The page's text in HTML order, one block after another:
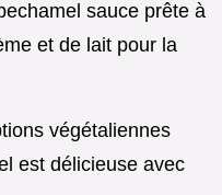
sauce prête à
et de lait pour la
végétaliennes
est délicieuse avec